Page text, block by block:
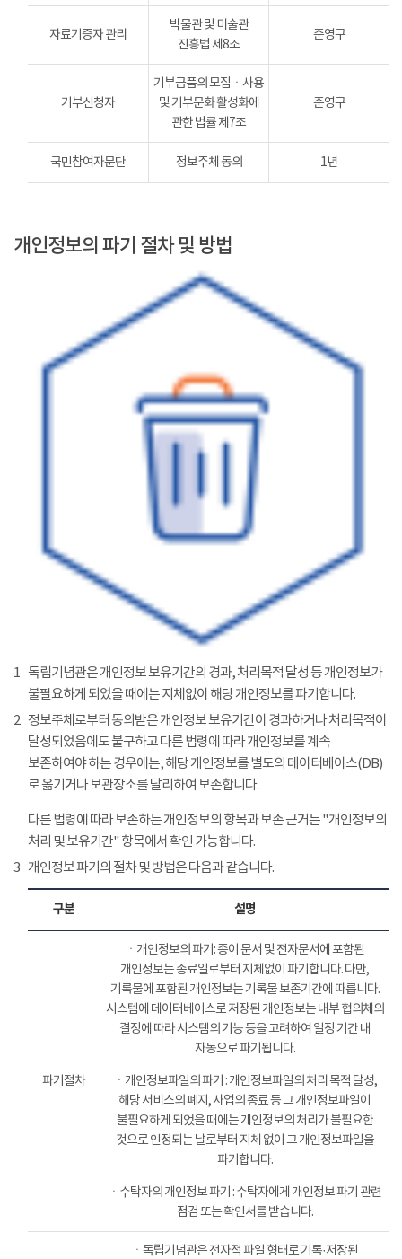
자료기증자 관리
박물관 및 미술관
진흥법 제8조
준영구
기부신청자
기부금품의 모집ㆍ사용
및 기부문화 활성화에
관한 법률 제7조
준영구
국민참여자문단 정보주체 동의 1년
개인정보의 파기 절차 및 방법
1 독립기념관은 개인정보 보유기간의 경과, 처리목적 달성 등 개인정보가
불필요하게 되었을 때에는 지체없이 해당 개인정보를 파기합니다.
2 정보주체로부터 동의받은 개인정보 보유기간이 경과하거나 처리목적이
달성되었음에도 불구하고 다른 법령에 따라 개인정보를 계속
보존하여야 하는 경우에는, 해당 개인정보를 별도의 데이터베이스(DB)
로 옮기거나 보관장소를 달리하여 보존합니다.
다른 법령에 따라 보존하는 개인정보의 항목과 보존 근거는 "개인정보의
처리 및 보유기간" 항목에서 확인 가능합니다.
3 개인정보 파기의 절차 및 방법은 다음과 같습니다.
구분 설명
파기절차
ㆍ개인정보의 파기: 종이 문서 및 전자문서에 포함된
개인정보는 종료일로부터 지체없이 파기합니다. 다만,
기록물에 포함된 개인정보는 기록물 보존기간에 따릅니다.
시스템에 데이터베이스로 저장된 개인정보는 내부 협의체의
결정에 따라 시스템의 기능 등을 고려하여 일정 기간 내
자동으로 파기됩니다.
ㆍ개인정보파일의 파기 : 개인정보파일의 처리 목적 달성,
해당 서비스의 폐지, 사업의 종료 등 그 개인정보파일이
불필요하게 되었을 때에는 개인정보의 처리가 불필요한
것으로 인정되는 날로부터 지체 없이 그 개인정보파일을
파기합니다.
ㆍ수탁자의 개인정보 파기 : 수탁자에게 개인정보 파기 관련
점검 또는 확인서를 받습니다.
ㆍ독립기념관은 전자적 파일 형태로 기록·저장된